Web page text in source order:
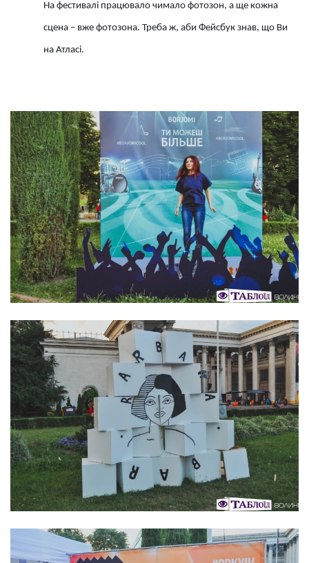
На фестивалі працювало чимало фотозон, а ще кожна
сцена – вже фотозона. Треба ж, аби Фейсбук знав, що Ви
на Атласі.